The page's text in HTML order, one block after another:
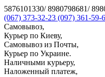
5876101330/ 8980798681/
(067) 373-32-23 (097) 361-59-
Самовывоз,
Курьер по Киеву,
Самовывоз из Почты,
Курьер по Украине.
Наличными курьеру,
Наложенный платеж,